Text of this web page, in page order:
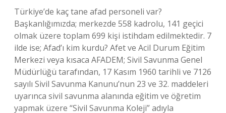
Türkiye’de kaç tane afad personeli var?
Başkanlığımızda; merkezde 558 kadrolu, 141 geçici
olmak üzere toplam 699 kişi istihdam edilmektedir. 7
ilde ise; Afad’ı kim kurdu? Afet ve Acil Durum Eğitim
Merkezi veya kısaca AFADEM; Sivil Savunma Genel
Müdürlüğü tarafından, 17 Kasım 1960 tarihli ve 7126
sayılı Sivil Savunma Kanunu’nun 23 ve 32. maddeleri
uyarınca sivil savunma alanında eğitim ve öğretim
yapmak üzere “Sivil Savunma Koleji” adıyla